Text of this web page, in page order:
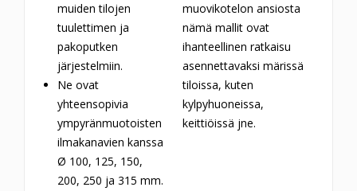
muiden tilojen
tuulettimen ja
pakoputken
järjestelmiin.
Ne ovat
yhteensopivia
ympyränmuotoisten
ilmakanavien kanssa
Ø 100, 125, 150,
200, 250 ja 315 mm.
muovikotelon ansiosta
nämä mallit ovat
ihanteellinen ratkaisu
asennettavaksi märissä
tiloissa, kuten
kylpyhuoneissa,
keittiöissä jne.